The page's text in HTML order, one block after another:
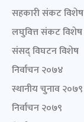
सहकारी संकट विशेष
लघुवित्त संकट विशेष
संसद् विघटन विशेष
निर्वाचन २०७४
स्थानीय चुनाव २०७९
निर्वाचन २०७९